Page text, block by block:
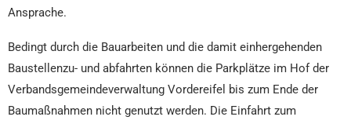
Ansprache.
Bedingt durch die Bauarbeiten und die damit einhergehenden
Baustellenzu- und abfahrten können die Parkplätze im Hof der
Verbandsgemeindeverwaltung Vordereifel bis zum Ende der
Baumaßnahmen nicht genutzt werden. Die Einfahrt zum